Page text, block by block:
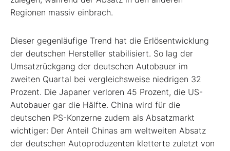
Regionen massiv einbrach.
Dieser gegenläufige Trend hat die Erlösentwicklung
der deutschen Hersteller stabilisiert. So lag der
Umsatzrückgang der deutschen Autobauer im
zweiten Quartal bei vergleichsweise niedrigen 32
Prozent. Die Japaner verloren 45 Prozent, die US-
Autobauer gar die Hälfte. China wird für die
deutschen PS-Konzerne zudem als Absatzmarkt
wichtiger: Der Anteil Chinas am weltweiten Absatz
der deutschen Autoproduzenten kletterte zuletzt von